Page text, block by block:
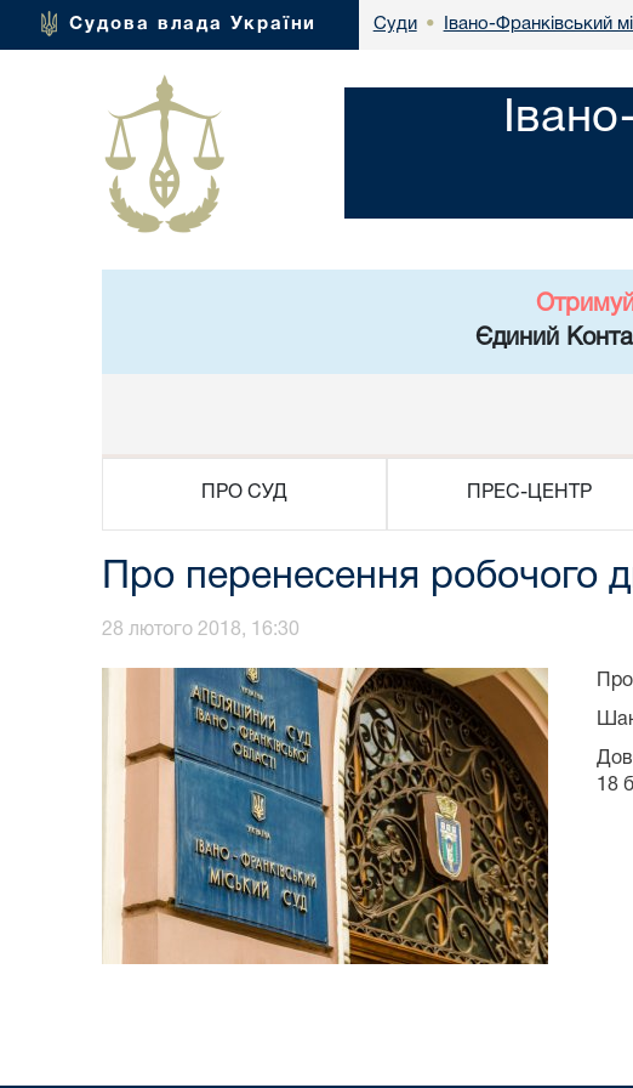
Судова влада України Суди • Івано-Франківський
Єдиний
ПРО СУД ПРЕС-ЦЕНТР
Про перенесення робочого
28 лютого 2018, 16:30
18